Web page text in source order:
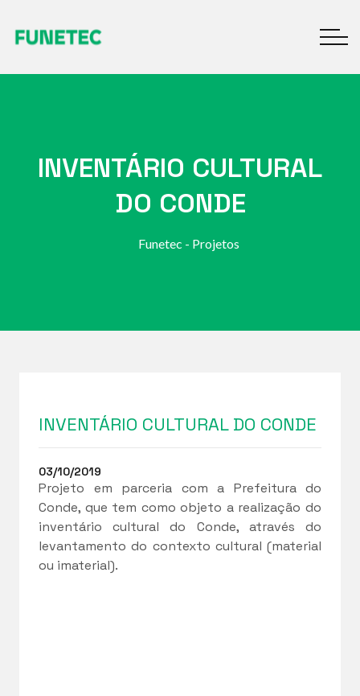
INVENTÁRIO CULTURAL
DO CONDE
Funetec - Projetos
INVENTÁRIO CULTURAL DO CONDE
03/10/2019
Projeto em parceria com a Prefeitura do
Conde, que tem como objeto a realização do
inventário cultural do Conde, através do
levantamento do contexto cultural (material
ou imaterial).